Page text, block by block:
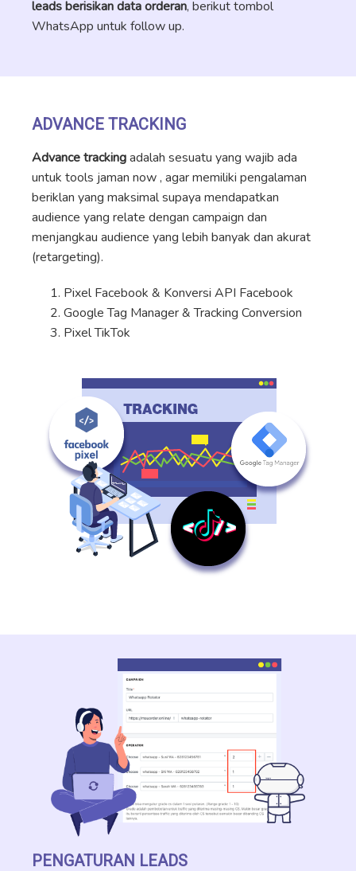
leads berisikan data orderan, berikut tombol
WhatsApp untuk follow up.
ADVANCE TRACKING
Advance trackingadalah sesuatu yang wajib ada
untuk tools jaman now , agar memiliki pengalaman
beriklan yang maksimal supaya mendapatkan
audience yang relate dengan campaign dan
menjangkau audience yang lebih banyak dan akurat
(retargeting).
Pixel Facebook & Konversi API Facebook
Google Tag Manager & Tracking Conversion
Pixel TikTok
PENGATURAN LEADS